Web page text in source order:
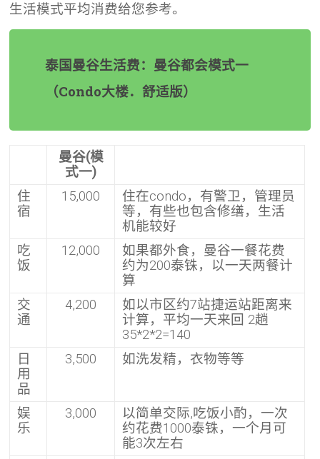
生活模式平均消费给您参考。
泰国曼谷生活费：曼谷都会模式一
（Condo大楼．舒适版）
曼谷(模
式一)
住
宿
15,000
住在condo，有警卫，管理员
等，有些也包含修缮，生活
机能较好
吃
饭
12,000
如果都外食，曼谷一餐花费
约为200泰铢，以一天两餐计
算
交
通
4,200
如以市区约7站捷运站距离来
计算，平均一天来回 2趟
35*2*2=140
日
用
品
3,500 如洗发精，衣物等等
娱
乐
3,000
以简单交际,吃饭小酌，一次
约花费1000泰铢，一个月可
能3次左右